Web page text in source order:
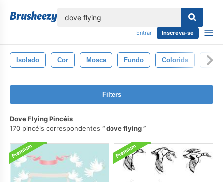
Entrar Inscreva-se
Isolado Cor Mosca Fundo Colorida
Filters
Dove Flying Pincéis
170 pincéis correspondentes
dove flying